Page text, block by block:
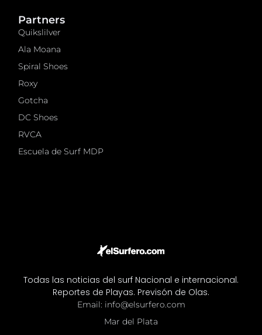
Todas las noticias del surf Nacional e internacional.
Reportes de Playas. Previsón de Olas.
Email: info@elsurfero.com
Mar del Plata
Partners
Quikslilver
Ala Moana
Spiral Shoes
Roxy
Gotcha
DC Shoes
RVCA
Escuela de Surf MDP